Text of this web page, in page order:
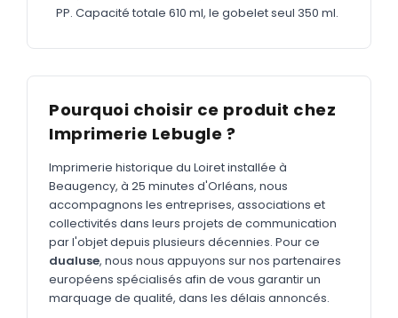
Étiquettes adhésives en bobine
MARQUAGE TEXTILE
Tee-shirts Nouveau
Polos
Sweatshirts Nouveau
GOODIES
Catalogue complet Nouveau
Bureau & écriture
Sacs & voyages
PP. Capacité totale 610 ml, le gobelet seul 350 ml.
Pourquoi choisir ce produit chez
Imprimerie Lebugle ?
Imprimerie historique du Loiret installée à
Beaugency, à 25 minutes d'Orléans, nous
accompagnons les entreprises, associations et
collectivités dans leurs projets de communication
par l'objet depuis plusieurs décennies. Pour ce
dualuse, nous nous appuyons sur nos partenaires
européens spécialisés afin de vous garantir un
marquage de qualité, dans les délais annoncés.